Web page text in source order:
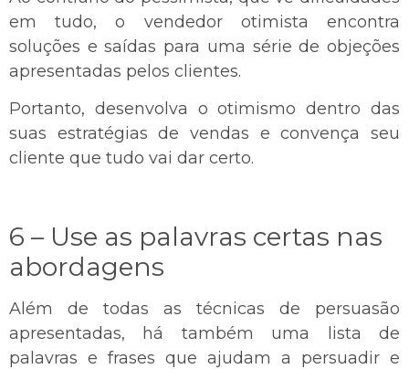
em tudo, o vendedor otimista encontra
soluções e saídas para uma série de objeções
apresentadas pelos clientes.
Portanto, desenvolva o otimismo dentro das
suas estratégias de vendas e convença seu
cliente que tudo vai dar certo.
6 – Use as palavras certas nas
abordagens
Além de todas as técnicas de persuasão
apresentadas, há também uma lista de
palavras e frases que ajudam a persuadir e